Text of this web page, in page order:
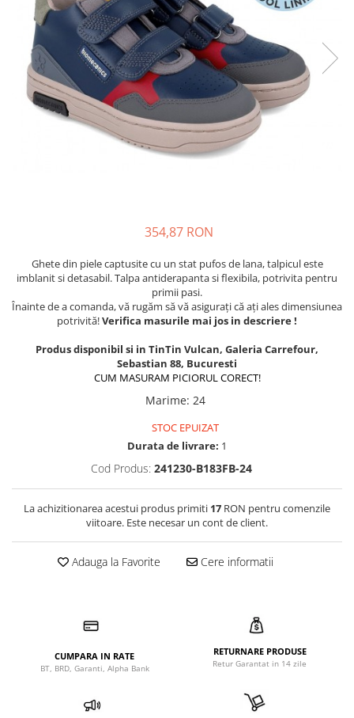
Tenisi
354,87 RON
Ghete din piele captusite cu un stat pufos de lana, talpicul este
imblanit si detasabil. Talpa antiderapanta si flexibila, potrivita pentru
primii pasi.
Înainte de a comanda, vă rugăm să vă asigurați că ați ales dimensiunea
potrivită!Verifica masurile mai jos in descriere !
Produs disponibil si in TinTin Vulcan, Galeria Carrefour,
Sebastian 88, Bucuresti
CUM MASURAM PICIORUL CORECT!
Marime: 24
STOC EPUIZAT
Durata de livrare: 1
Cod Produs: 241230-B183FB-24
La achizitionarea acestui produs primiti 17 RON pentru comenzile
viitoare. Este necesar un cont de client.
Adauga la Favorite Cere informatii
CUMPARA IN RATE
BT, BRD, Garanti, Alpha Bank
RETURNARE PRODUSE
Retur Garantat in 14 zile